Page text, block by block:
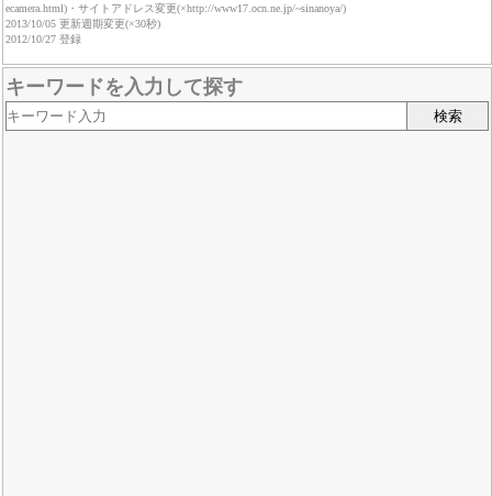
ecamera.html)・サイトアドレス変更(×http://www17.ocn.ne.jp/~sinanoya/)
2013/10/05 更新週期変更(×30秒)
2012/10/27 登録
キーワードを入力して探す